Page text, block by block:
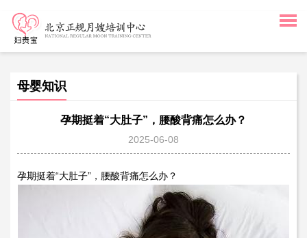
母婴知识
孕期挺着“大肚子”，腰酸背痛怎么办？
2025-06-08
孕期挺着“大肚子”，腰酸背痛怎么办？